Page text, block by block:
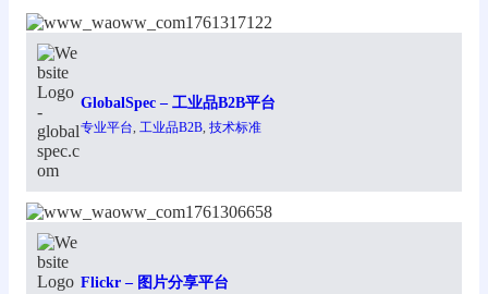
GlobalSpec – 工业品B2B平台
专业平台 工业品B2B 技术标准
Flickr – 图片分享平台